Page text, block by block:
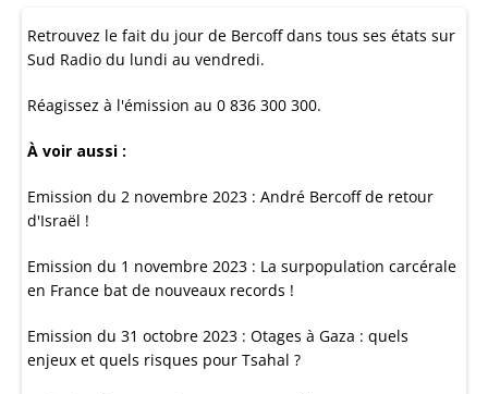
Retrouvez le fait du jour de Bercoff dans tous ses états sur
Sud Radio du lundi au vendredi.
Réagissez à l'émission au 0 836 300 300.
À voir aussi :
Emission du 2 novembre 2023 : André Bercoff de retour
d'Israël !
Emission du 1 novembre 2023 : La surpopulation carcérale
en France bat de nouveaux records !
Emission du 31 octobre 2023 : Otages à Gaza : quels
enjeux et quels risques pour Tsahal ?